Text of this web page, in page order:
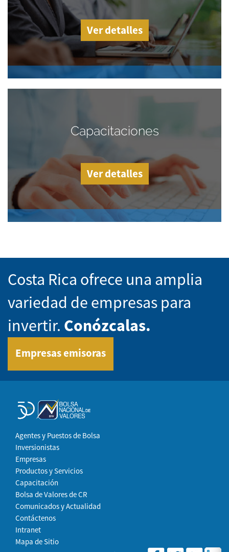
Ver detalles
Capacitaciones
Ver detalles
Costa Rica ofrece una amplia
variedad de empresas para
invertir. Conózcalas.
Empresas emisoras
Agentes y Puestos de Bolsa
Inversionistas
Empresas
Productos y Servicios
Capacitación
Bolsa de Valores de CR
Comunicados y Actualidad
Contáctenos
Intranet
Mapa de Sitio